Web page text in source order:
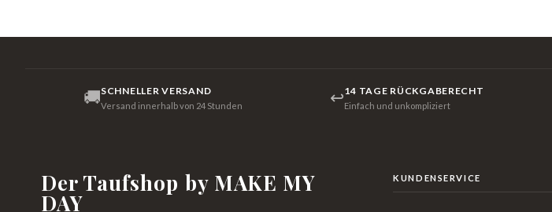
🚚SCHNELLER VERSAND
Versand innerhalb von 24 Stunden ↩14 TAGE RÜCKGABERECHT
Einfach und unkompliziert
Der Taufshop by MAKE MY
DAY
KUNDENSERVICE